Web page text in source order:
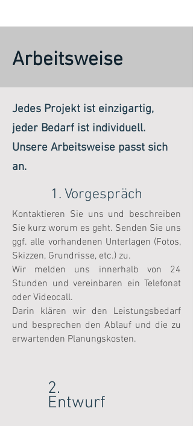
Arbeitsweise
Jedes Projekt ist einzigartig,
jeder Bedarf ist individuell.
Unsere Arbeitsweise passt sich
an.
1. Vorgespräch
Kontaktieren Sie uns und beschreiben
Sie kurz worum es geht. Senden Sie uns
ggf. alle vorhandenen Unterlagen (Fotos,
Skizzen, Grundrisse, etc.) zu.
Wir melden uns innerhalb von 24
Stunden und vereinbaren ein Telefonat
oder Videocall.
Darin klären wir den Leistungsbedarf
und besprechen den Ablauf und die zu
erwartenden Planungskosten.
2.
Entwurf